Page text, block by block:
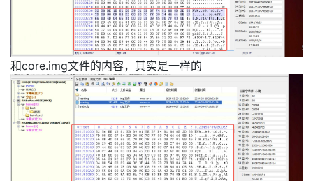
和core.img文件的内容，其实是一样的